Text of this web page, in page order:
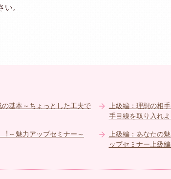
。
基本～ちょっとした⼯夫で
上級編：理想の相
⼿⽬線を取り⼊れよ
～魅⼒アップセミナー～
上級編：あなたの
ップセミナー上級編